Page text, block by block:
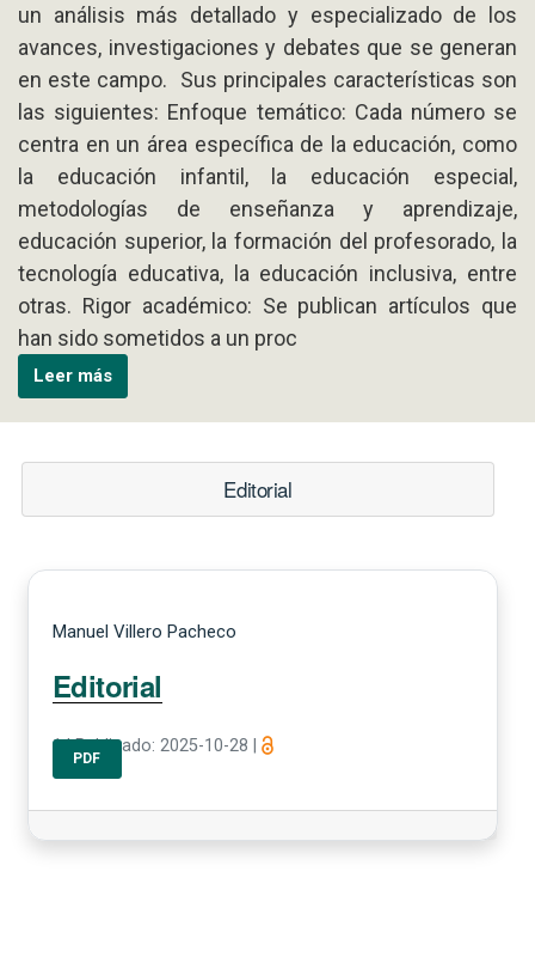
un análisis más detallado y especializado de los
avances, investigaciones y debates que se generan
en este campo. Sus principales características son
las siguientes: Enfoque temático: Cada número se
centra en un área específica de la educación, como
la educación infantil, la educación especial,
metodologías de enseñanza y aprendizaje,
educación superior, la formación del profesorado, la
tecnología educativa, la educación inclusiva, entre
otras. Rigor académico: Se publican artículos que
han sido sometidos a un proc
Leer más
Editorial
Manuel Villero Pacheco
Editorial
1|Publicado: 2025-10-28
PDF